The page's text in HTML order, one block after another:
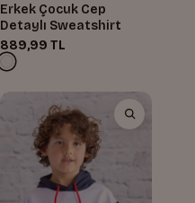
Erkek Çocuk Cep
Detaylı Sweatshirt
889,99 TL